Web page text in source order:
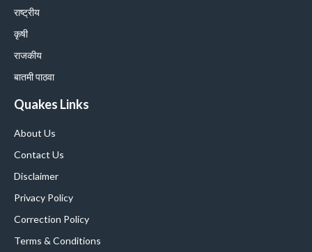
राष्ट्रीय
कृषी
राजकीय
बातमी पाठवा
Quakes Links
About Us
Contact Us
Disclaimer
Privacy Policy
Correction Policy
Terms & Conditions